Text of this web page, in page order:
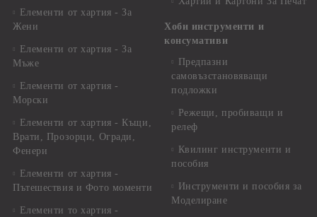
Елементи от хартия - За
Жени
Елементи от хартия - За
Мъже
Елементи от хартия -
Морски
Елементи от хартия - Къщи,
Врати, Прозорци, Огради,
Фенери
Елементи от хартия -
Пътешествия и Фото моменти
Елементи то хартия -
Хоби инструменти и
консумативи
Предпазни
самовъзстановяващи
подложки
Режещи, пробиващи и
релеф
Квилинг инструменти и
пособия
Инструменти и пособия за
Моделиране